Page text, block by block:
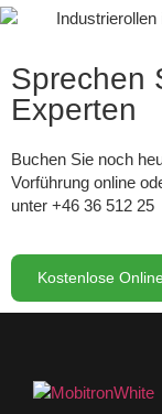
Sprechen
Experten
Buchen Sie noch
Vorführung online
unter +46 36 512 25
Kostenlose